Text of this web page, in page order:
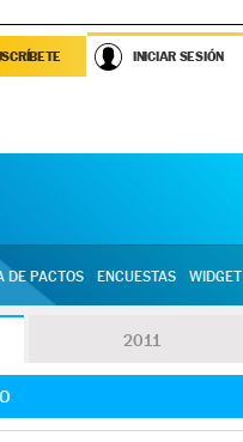
INICIAR SESIÓN
DE PACTOS ENCUESTAS WIDGET
2011